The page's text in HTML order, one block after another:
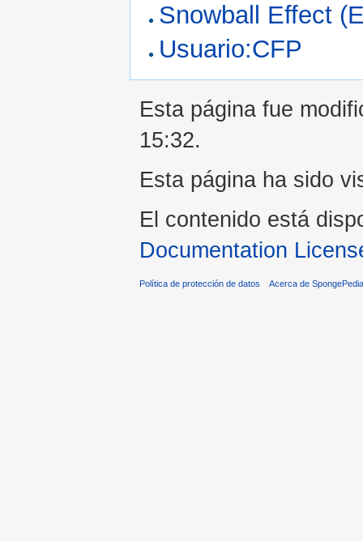
Snowball Effect
Usuario:CFP
Esta página fue
15:32.
Esta página ha sido
El contenido está
Documentation
Política de protección de datos Acerca de